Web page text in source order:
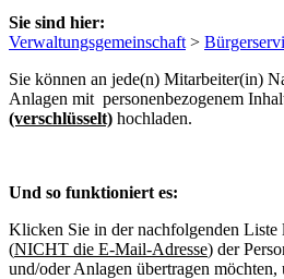
Sie sind hier:
Verwaltungsgemeinschaft >
Sie können an jede(n) Mitarbeiter(in)
Anlagen mit personenbezogenem
(verschlüsselt) hochladen.
Und so funktioniert es:
Klicken Sie in der nachfolgenden Liste
(NICHT die E-Mail-Adresse) der
und/oder Anlagen übertragen